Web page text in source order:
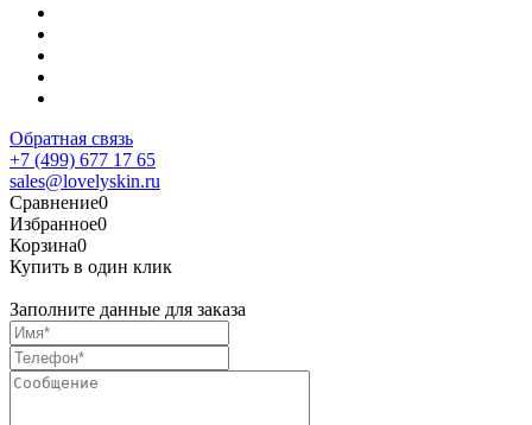
Обратная связь
+7 (499) 677 17 65
sales@lovelyskin.ru
Сравнение0
Избранное0
Корзина0
Купить в один клик
Заполните данные для заказа